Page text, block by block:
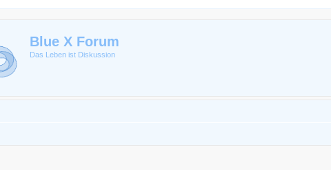
Blue X Forum
Das Leben ist Diskussion